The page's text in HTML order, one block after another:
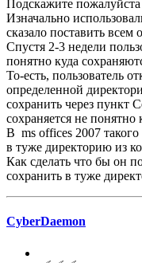
Подскажите
Изначально
сказало поставить всем
Спустя 2-3 недели
понятно куда
То-есть, пользователь
определенной
сохранить через пункт
сохраняется не понятно
В ms offices 2007
в туже директорию из
Как сделать что бы он
сохранить в туже
CyberDaemon